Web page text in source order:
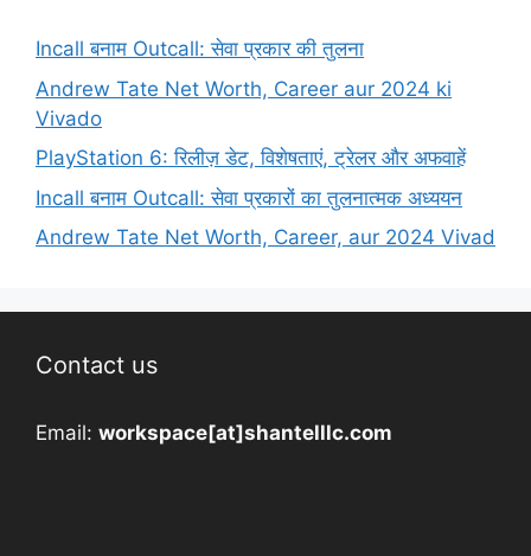
Incall बनाम Outcall: सेवा प्रकार की तुलना
Andrew Tate Net Worth, Career aur 2024 ki
Vivado
PlayStation 6: रिलीज़ डेट, विशेषताएं, ट्रेलर और अफवाहें
Incall बनाम Outcall: सेवा प्रकारों का तुलनात्मक अध्ययन
Andrew Tate Net Worth, Career, aur 2024 Vivad
Contact us
Email: workspace[at]shantelllc.com